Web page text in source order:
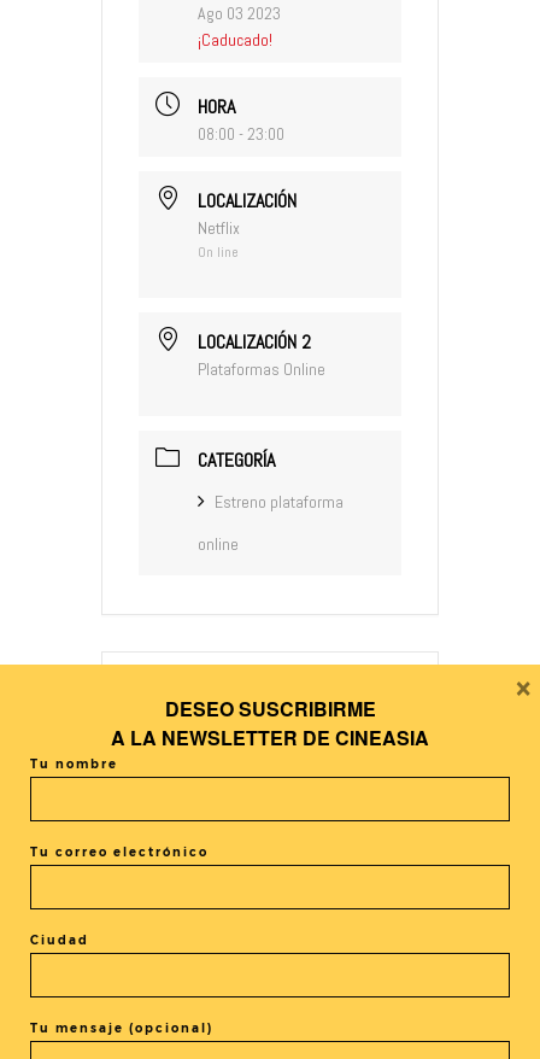
Ago 03 2023
¡Caducado!
HORA
08:00 - 23:00
LOCALIZACIÓN
Netflix
On line
LOCALIZACIÓN 2
Plataformas Online
CATEGORÍA
Estreno plataforma
online
+ Añadir Google Calendar
El evento está terminado.
DESEO SUSCRIBIRME
A LA NEWSLETTER DE CINEASIA
Tu nombre
Tu correo electrónico
Ciudad
Tu mensaje (opcional)
×